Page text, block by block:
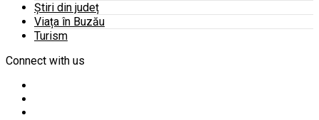
Știri din județ
Viața în Buzău
Turism
Connect with us